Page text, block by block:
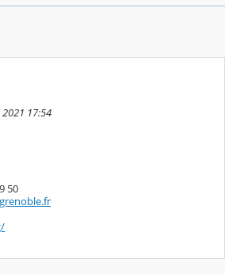
17:54
50